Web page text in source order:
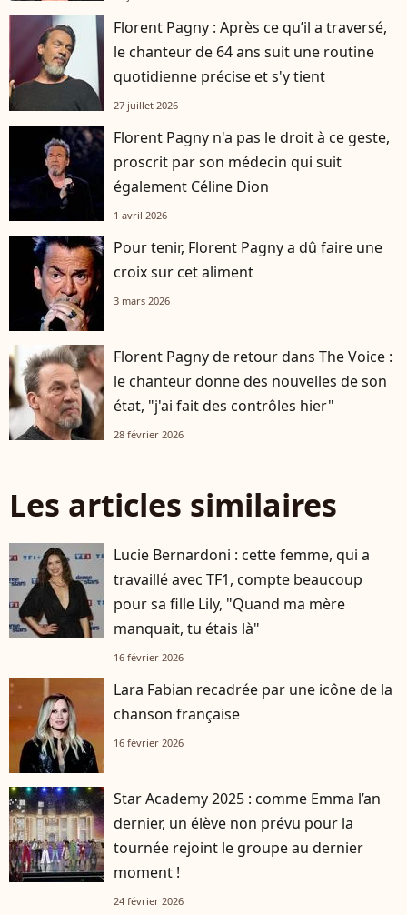
Florent Pagny : Après ce qu’il a traversé,
le chanteur de 64 ans suit une routine
quotidienne précise et s'y tient
27 juillet 2026
Florent Pagny n'a pas le droit à ce geste,
proscrit par son médecin qui suit
également Céline Dion
1 avril 2026
Pour tenir, Florent Pagny a dû faire une
croix sur cet aliment
3 mars 2026
Florent Pagny de retour dans The Voice :
le chanteur donne des nouvelles de son
état, "j'ai fait des contrôles hier"
28 février 2026
Les articles similaires
Lucie Bernardoni : cette femme, qui a
travaillé avec TF1, compte beaucoup
pour sa fille Lily, "Quand ma mère
manquait, tu étais là"
16 février 2026
Lara Fabian recadrée par une icône de la
chanson française
16 février 2026
Star Academy 2025 : comme Emma l’an
dernier, un élève non prévu pour la
tournée rejoint le groupe au dernier
moment !
24 février 2026